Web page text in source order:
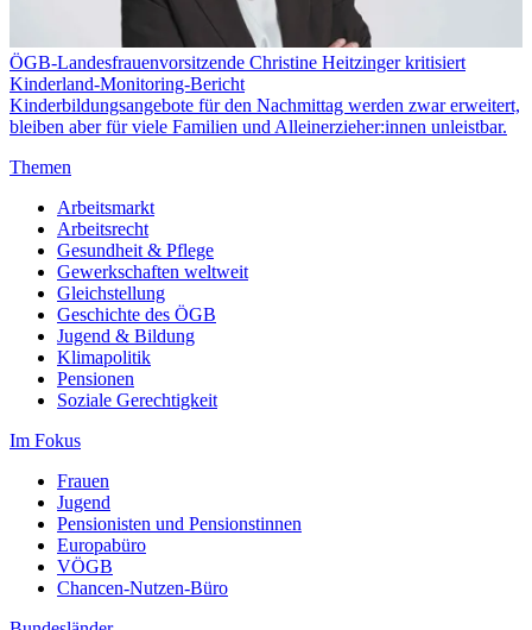
ÖGB-Landesfrauenvorsitzende Christine Heitzinger kritisiert
Kinderland-Monitoring-Bericht
Kinderbildungsangebote für den Nachmittag werden zwar erweitert,
bleiben aber für viele Familien und Alleinerzieher:innen unleistbar.
Themen
Arbeitsmarkt
Arbeitsrecht
Gesundheit & Pflege
Gewerkschaften weltweit
Gleichstellung
Geschichte des ÖGB
Jugend & Bildung
Klimapolitik
Pensionen
Soziale Gerechtigkeit
Im Fokus
Frauen
Jugend
Pensionisten und Pensionstinnen
Europabüro
VÖGB
Chancen-Nutzen-Büro